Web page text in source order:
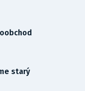
starý